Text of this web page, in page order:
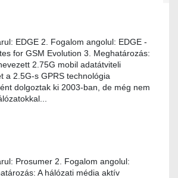
EDGE 2. Fogalom angolul: EDGE -
for GSM Evolution 3. Meghatározás:
2.75G mobil adatátviteli
a 2.5G-s GPRS technológia
dolgoztak ki 2003-ban, de még nem
Prosumer 2. Fogalom angolul:
A hálózati média aktív